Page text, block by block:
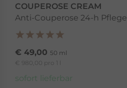
COUPEROSE CREAM
Anti-Couperose 24-h Pflege
€ 49,00 50 ml
€ 980,00 pro 1 l
sofort lieferbar